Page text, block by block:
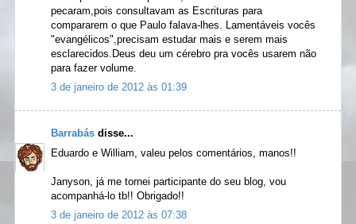
pecaram,pois consultavam as Escrituras para
compararem o que Paulo falava-lhes. Lamentáveis vocês
"evangélicos",precisam estudar mais e serem mais
esclarecidos.Deus deu um cérebro pra vocês usarem não
para fazer volume.
3 de janeiro de 2012 às 01:39
Barrabás disse...
Eduardo e William, valeu pelos comentários, manos!!
Janyson, já me tornei participante do seu blog, vou
acompanhá-lo tb!! Obrigado!!
3 de janeiro de 2012 às 07:38